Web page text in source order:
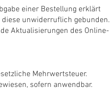
einer Bestellung erklärt
unwiderruflich gebunden.
Aktualisierungen des Online-
Mehrwertsteuer.
sofern anwendbar.